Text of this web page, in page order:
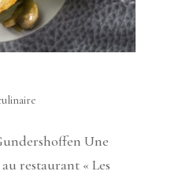
Une
restaurant « Les